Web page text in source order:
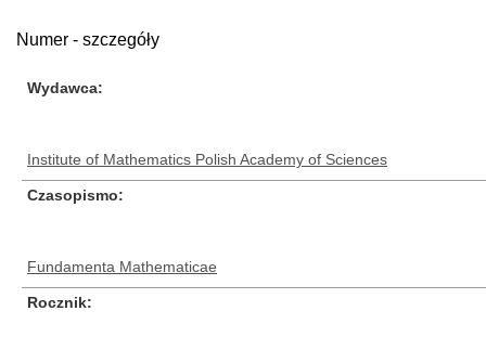
Numer - szczegóły
Wydawca
Institute of Mathematics Polish Academy of Sciences
Czasopismo
Fundamenta Mathematicae
Rocznik